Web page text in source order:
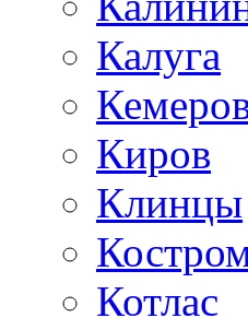
Калуга
Киров
Клинцы
Котлас